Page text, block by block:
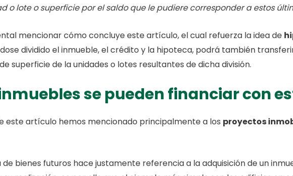
o lote o superficie por el saldo que le pudiere corresponder a estos
mencionar cómo concluye este artículo, el cual refuerza la idea de
dividido el inmueble, el crédito y la hipoteca, podrá también
superficie de la unidades o lotes resultantes de dicha división.
se pueden financiar con
este artículo hemos mencionado principalmente a los proyectos
de bienes futuros hace justamente referencia a la adquisición de un